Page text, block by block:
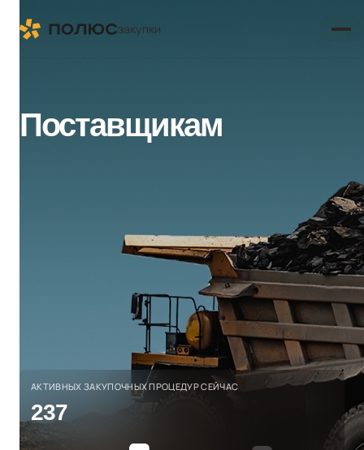
закупки
Поставщикам
АКТИВНЫХ ЗАКУПОЧНЫХ ПРОЦЕДУР СЕЙЧАС
237